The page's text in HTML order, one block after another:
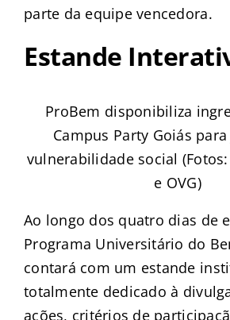
parte da equipe vencedora.
Estande
ProBem disponibiliza
Campus Party Goiás
vulnerabilidade social
e OVG)
Ao longo dos quatro dias de
Programa Universitário do
contará com um estande
totalmente dedicado à
ações, critérios de